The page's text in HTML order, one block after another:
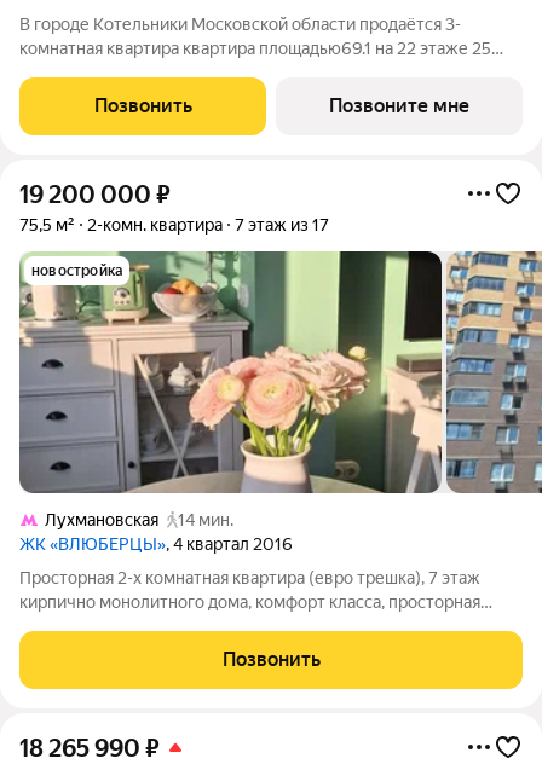
В городе Котельники Московской области продаётся 3-
комнатная квартира квартира площадью69.1 на 22 этаже 25
Дача парк». Удобное расположение 7 минут на автомобиле до
станции метро «Котельники»
Позвонить Позвоните мне
19 200 000 ₽
75,5 м² 2-комн. квартира 7 этаж из 17
новостройка
Лухмановская
14 мин.
ЖК «ВЛЮБЕРЦЫ», 4 квартал 2016
Просторная 2-х комнатная квартира (евро трешка), 7 этаж
кирпично монолитного дома, комфорт класса, просторная
консьерж, 2 лифта. Площадь квартиры 75,5 м2, жилая -26,2 м2,
кухня столовая -18,1 м2.
Позвонить
18 265 990 ₽